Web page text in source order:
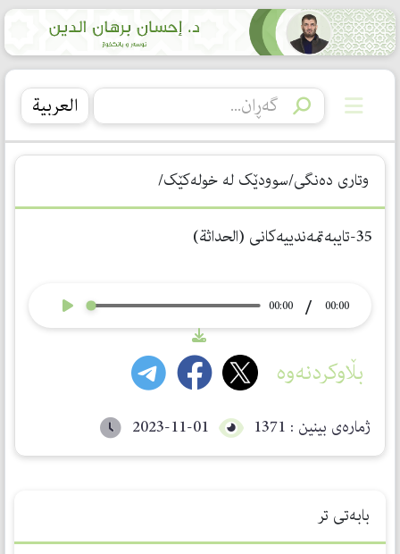
العربیة
وتاری دەنگی/سوودێک لە خولەکێک/
35-تایبەتمەندییەكانی (الحداثة)
00:00
/
00:00
بڵاوکردنەوە
ژمارەی بینین : 1371 2023-11-01
بابەتی تر